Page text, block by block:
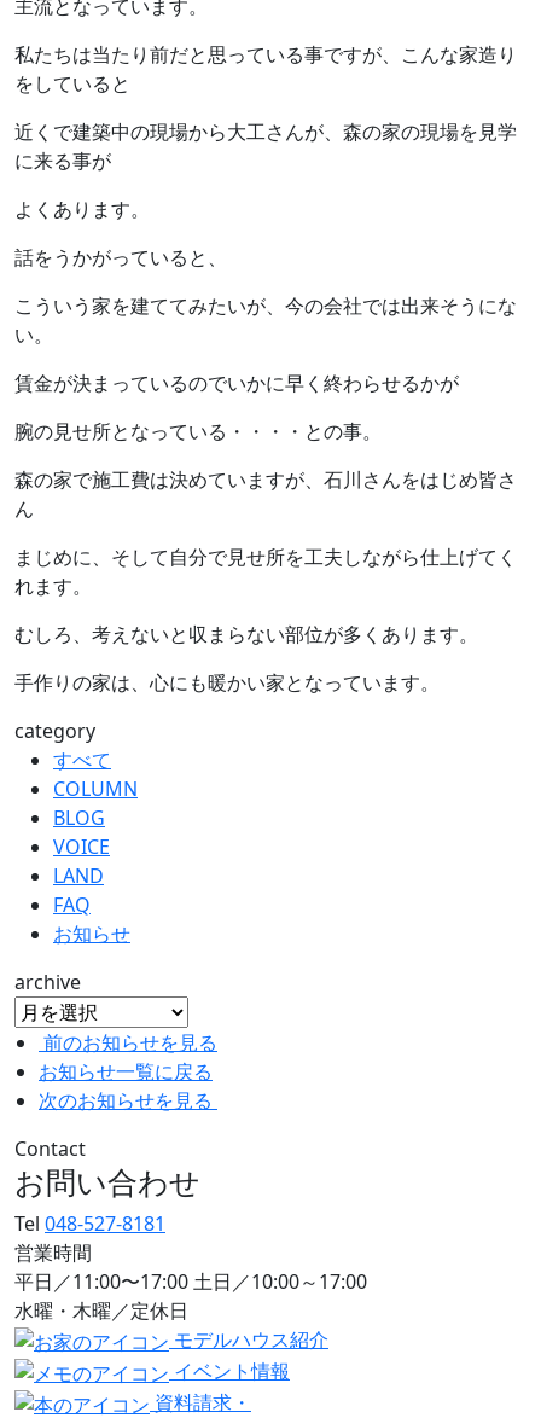
主流となっています。
私たちは当たり前だと思っている事ですが、こんな家造り
をしていると
近くで建築中の現場から大工さんが、森の家の現場を見学
に来る事が
よくあります。
話をうかがっていると、
こういう家を建ててみたいが、今の会社では出来そうにな
い。
賃金が決まっているのでいかに早く終わらせるかが
腕の見せ所となっている・・・・との事。
森の家で施工費は決めていますが、石川さんをはじめ皆さ
ん
まじめに、そして自分で見せ所を工夫しながら仕上げてく
れます。
むしろ、考えないと収まらない部位が多くあります。
手作りの家は、心にも暖かい家となっています。
category
すべて
COLUMN
BLOG
VOICE
LAND
FAQ
お知らせ
archive
前のお知らせを見る
お知らせ一覧に戻る
次のお知らせを見る
Contact
お問い合わせ
Tel 048-527-8181
営業時間
平日／11:00〜17:00 土日／10:00～17:00
水曜・木曜／定休日
モデルハウス紹介
イベント情報
資料請求・